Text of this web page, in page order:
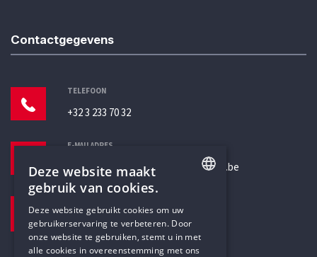
Contactgegevens
TELEFOON
+32 3 233 70 32
E-MAILADRES
secretariaat@humanistischverbond.be
Pottenbrug 4
Antwerpen, 2000
DUTCH
Deze website maakt
gebruik van cookies.
Deze website gebruikt cookies om uw
gebruikerservaring te verbeteren. Door
onze website te gebruiken, stemt u in met
alle cookies in overeenstemming met ons